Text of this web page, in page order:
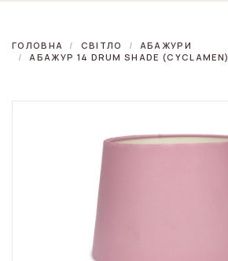
ГОЛОВНА СВІТЛО
АБАЖУРИ
АБАЖУР 14 DRUM SHADE (CYCLAMEN)